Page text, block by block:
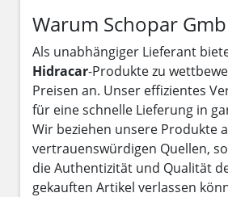
Warum Schopar
Als unabhängiger Lieferant
Hidracar-Produkte zu
Preisen an. Unser effizientes
für eine schnelle Lieferung in
Wir beziehen unsere Produkte
vertrauenswürdigen Quellen,
die Authentizität und Qualität
gekauften Artikel verlassen